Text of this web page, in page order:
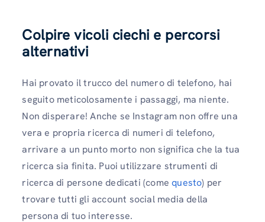
Colpire vicoli ciechi e percorsi
alternativi
Hai provato il trucco del numero di telefono, hai
seguito meticolosamente i passaggi, ma niente.
Non disperare! Anche se Instagram non offre una
vera e propria ricerca di numeri di telefono,
arrivare a un punto morto non significa che la tua
ricerca sia finita. Puoi utilizzare strumenti di
ricerca di persone dedicati (comequesto) per
trovare tutti gli account social media della
persona di tuo interesse.